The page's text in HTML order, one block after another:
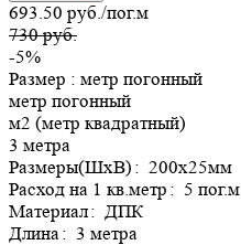
693.50 руб./пог.м
730 руб.
-5%
Размер : метр погонный
метр погонный
м2 (метр квадратный)
3 метра
Размеры(ШхВ): 200х25мм
Расход на 1 кв.метр: 5 пог.м
Материал: ДПК
Длина: 3 метра